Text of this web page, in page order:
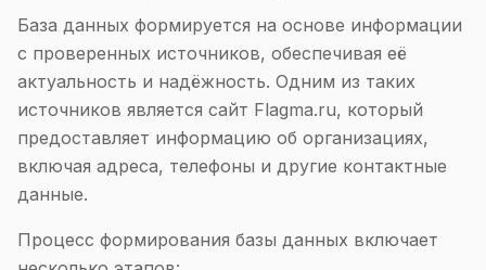
База данных формируется на основе информации
с проверенных источников, обеспечивая её
актуальность и надёжность. Одним из таких
источников является сайт Flagma.ru, который
предоставляет информацию об организациях,
включая адреса, телефоны и другие контактные
данные.
Процесс формирования базы данных включает